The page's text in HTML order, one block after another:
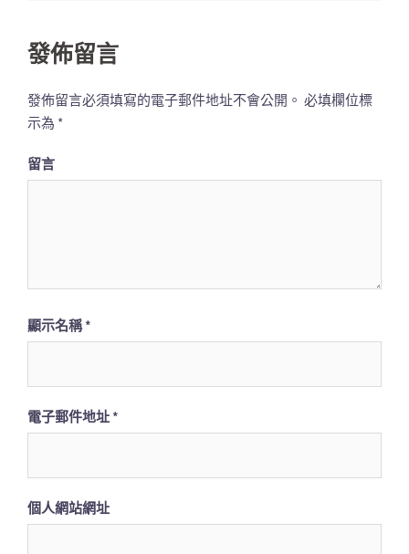
發佈留言
發佈留言必須填寫的電子郵件地址不會公開。 必填欄位標
示為 *
留言
顯示名稱*
電子郵件地址 *
個人網站網址